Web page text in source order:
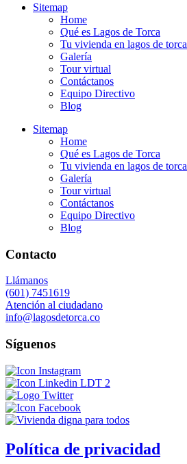
Sitemap
Home
Qué es Lagos de Torca
Tu vivienda en lagos de torca
Galería
Tour virtual
Contáctanos
Equipo Directivo
Blog
Sitemap
Home
Qué es Lagos de Torca
Tu vivienda en lagos de torca
Galería
Tour virtual
Contáctanos
Equipo Directivo
Blog
Contacto
Llámanos
(601) 7451619
Atención al ciudadano
info@lagosdetorca.co
Síguenos
Política de privacidad